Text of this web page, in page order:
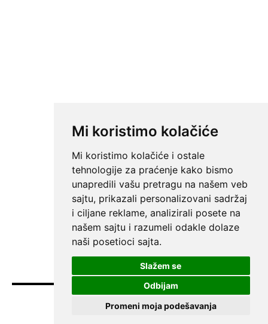
Mi koristimo kolačiće
Mi koristimo kolačiće i ostale
tehnologije za praćenje kako bismo
unapredili vašu pretragu na našem veb
sajtu, prikazali personalizovani sadržaj
i ciljane reklame, analizirali posete na
našem sajtu i razumeli odakle dolaze
naši posetioci sajta.
Slažem se
Odbijam
Promeni moja podešavanja